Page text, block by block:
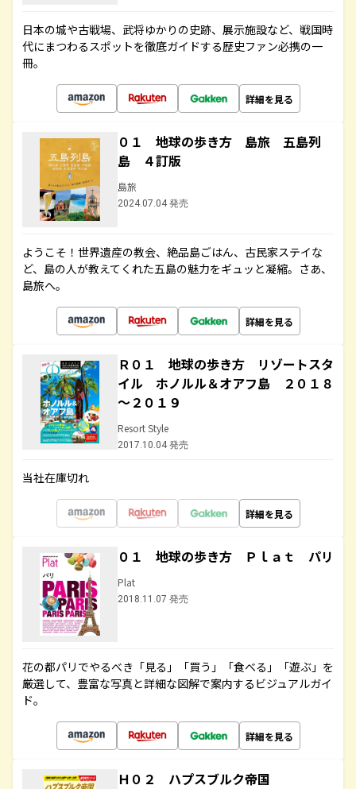
日本の城や古戦場、武将ゆかりの史跡、展示施設など、戦国時
代にまつわるスポットを徹底ガイドする歴史ファン必携の一
冊。
詳細を見る
０１ 地球の歩き方 島旅 五島列
島 ４訂版
島旅
2024.07.04 発売
ようこそ！世界遺産の教会、絶品島ごはん、古民家ステイな
ど、島の人が教えてくれた五島の魅力をギュッと凝縮。さあ、
島旅へ。
詳細を見る
Ｒ０１ 地球の歩き方 リゾートスタ
イル ホノルル＆オアフ島 ２０１８
～２０１９
Resort Style
2017.10.04 発売
当社在庫切れ
詳細を見る
０１ 地球の歩き方 Ｐｌａｔ パリ
Plat
2018.11.07 発売
花の都パリでやるべき「見る」「買う」「食べる」「遊ぶ」を
厳選して、豊富な写真と詳細な図解で案内するビジュアルガイ
ド。
詳細を見る
Ｈ０２ ハプスブルク帝国